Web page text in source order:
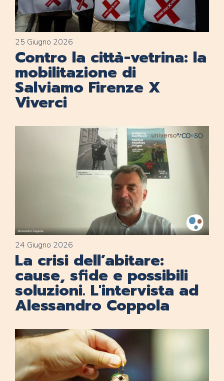
25 Giugno 2026
Contro la città-vetrina: la
mobilitazione di
Salviamo Firenze X
Viverci
24 Giugno 2026
La crisi dell’abitare:
cause, sfide e possibili
soluzioni. L'intervista ad
Alessandro Coppola